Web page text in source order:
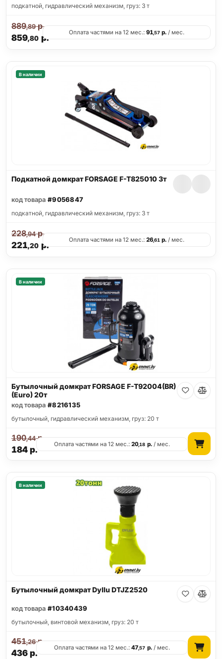
подкатной, гидравлический механизм, груз: 3 т
859,80р.
889,89р.
Оплата частями на 12 мес.: 91,57 р. / мес.
В наличии
Подкатной домкрат FORSAGE F-T825010 3т
код товара #9056847
подкатной, гидравлический механизм, груз: 3 т
221,20р.
228,94р.
Оплата частями на 12 мес.: 26,61 р. / мес.
В наличии
Бутылочный домкрат FORSAGE F-T92004(BR)
(Euro) 20т
код товара #8216135
бутылочный, гидравлический механизм, груз: 20 т
184р.
190,44р.
Оплата частями на 12 мес.:20,18 р./ мес.
В наличии
Бутылочный домкрат Dyllu DTJZ2520
код товара #10340439
бутылочный, винтовой механизм, груз: 20 т
436р.
451,26р.
Оплата частями на 12 мес.:47,57 р./ мес.